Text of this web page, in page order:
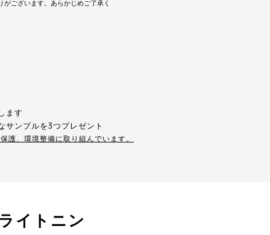
ございます。あらかじめご了承く
ます
サンプルを3つプレゼント
護、環境整備に取り組んでいます。
イトニン